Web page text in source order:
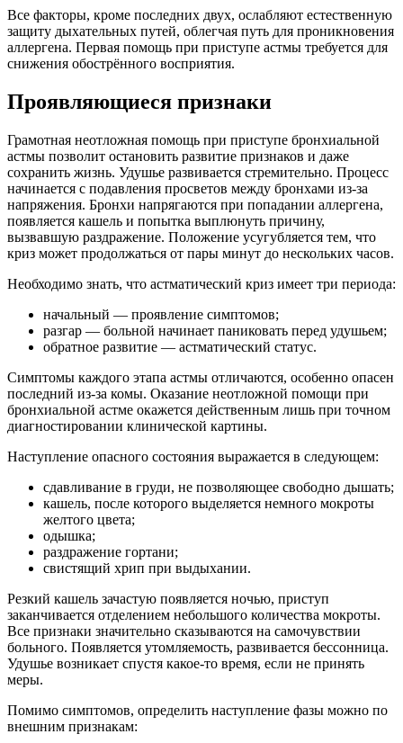
Все факторы, кроме последних двух, ослабляют естественную
защиту дыхательных путей, облегчая путь для проникновения
аллергена. Первая помощь при приступе астмы требуется для
снижения обострённого восприятия.
Проявляющиеся признаки
Грамотная неотложная помощь при приступе бронхиальной
астмы позволит остановить развитие признаков и даже
сохранить жизнь. Удушье развивается стремительно. Процесс
начинается с подавления просветов между бронхами из-за
напряжения. Бронхи напрягаются при попадании аллергена,
появляется кашель и попытка выплюнуть причину,
вызвавшую раздражение. Положение усугубляется тем, что
криз может продолжаться от пары минут до нескольких часов.
Необходимо знать, что астматический криз имеет три периода:
начальный — проявление симптомов;
разгар — больной начинает паниковать перед удушьем;
обратное развитие — астматический статус.
Симптомы каждого этапа астмы отличаются, особенно опасен
последний из-за комы. Оказание неотложной помощи при
бронхиальной астме окажется действенным лишь при точном
диагностировании клинической картины.
Наступление опасного состояния выражается в следующем:
сдавливание в груди, не позволяющее свободно дышать;
кашель, после которого выделяется немного мокроты
желтого цвета;
одышка;
раздражение гортани;
свистящий хрип при выдыхании.
Резкий кашель зачастую появляется ночью, приступ
заканчивается отделением небольшого количества мокроты.
Все признаки значительно сказываются на самочувствии
больного. Появляется утомляемость, развивается бессонница.
Удушье возникает спустя какое-то время, если не принять
меры.
Помимо симптомов, определить наступление фазы можно по
внешним признакам: